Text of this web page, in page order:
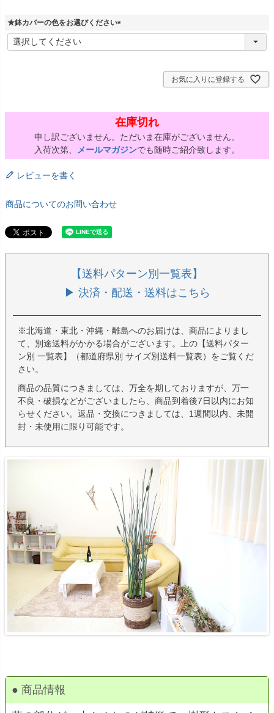
★鉢カバーの色をお選びください
(
お気に入りに登録する
在庫切れ
申し訳ございません。ただいま在庫がございません。
入荷次第、
メールマガジンでも随時ご紹介致します。
レビューを書く
商品についてのお問い合わせ
【送料パターン別一覧表】
▶ 決済・配送・送料はこちら
※北海道・東北・沖縄・離島へのお届けは、商品によりまし
て、別途送料がかかる場合がございます。上の【送料パター
ン別 一覧表】（都道府県別 サイズ別送料一覧表）をご覧くだ
さい。
商品の品質につきましては、万全を期しておりますが、万一
不良・破損などがございましたら、商品到着後7日以内にお知
らせください。返品・交換につきましては、1週間以内、未開
封・未使用に限り可能です。
● 商品情報